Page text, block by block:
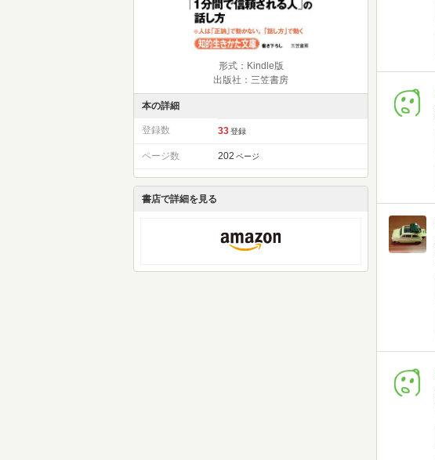
形式：Kindle版
出版社：三笠書房
本の詳細
登録数 33 登録
ページ数 202 ページ
書店で詳細を見る